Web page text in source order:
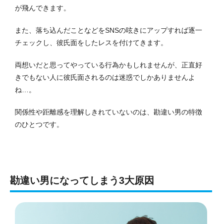
が飛んできます。
また、落ち込んだことなどをSNSの呟きにアップすれば逐一
チェックし、彼氏面をしたレスを付けてきます。
両想いだと思ってやっている行為かもしれませんが、正直好
きでもない人に彼氏面されるのは迷惑でしかありませんよ
ね…。
関係性や距離感を理解しきれていないのは、勘違い男の特徴
のひとつです。
勘違い男になってしまう3大原因